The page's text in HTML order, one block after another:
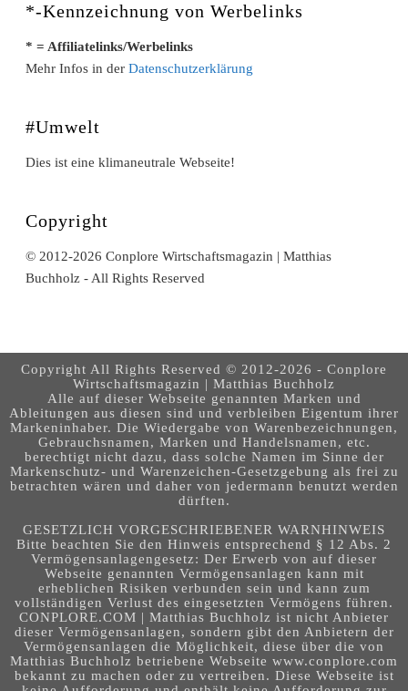
*-Kennzeichnung von Werbelinks
* = Affiliatelinks/Werbelinks
Mehr Infos in derDatenschutzerklärung
#Umwelt
Dies ist eine klimaneutrale Webseite!
Copyright
© 2012-2026 Conplore Wirtschaftsmagazin | Matthias
Buchholz - All Rights Reserved
Copyright All Rights Reserved © 2012-2026 - Conplore
Wirtschaftsmagazin | Matthias Buchholz
Alle auf dieser Webseite genannten Marken und
Ableitungen aus diesen sind und verbleiben Eigentum ihrer
Markeninhaber. Die Wiedergabe von Warenbezeichnungen,
Gebrauchsnamen, Marken und Handelsnamen, etc.
berechtigt nicht dazu, dass solche Namen im Sinne der
Markenschutz- und Warenzeichen-Gesetzgebung als frei zu
betrachten wären und daher von jedermann benutzt werden
dürften.
GESETZLICH VORGESCHRIEBENER WARNHINWEIS
Bitte beachten Sie den Hinweis entsprechend § 12 Abs. 2
Vermögensanlagengesetz: Der Erwerb von auf dieser
Webseite genannten Vermögensanlagen kann mit
erheblichen Risiken verbunden sein und kann zum
vollständigen Verlust des eingesetzten Vermögens führen.
CONPLORE.COM | Matthias Buchholz ist nicht Anbieter
dieser Vermögensanlagen, sondern gibt den Anbietern der
Vermögensanlagen die Möglichkeit, diese über die von
Matthias Buchholz betriebene Webseite www.conplore.com
bekannt zu machen oder zu vertreiben. Diese Webseite ist